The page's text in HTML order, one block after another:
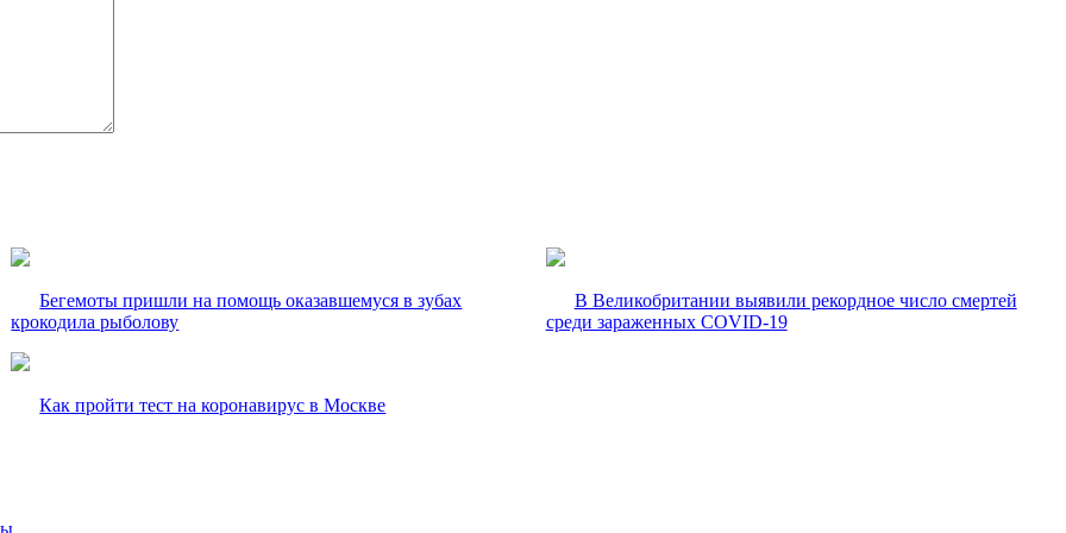
Бегемоты пришли на помощь оказавшемуся в зубах
крокодила рыболову
В Великобритании выявили рекордное число смертей
среди зараженных COVID-19
Как пройти тест на коронавирус в Москве